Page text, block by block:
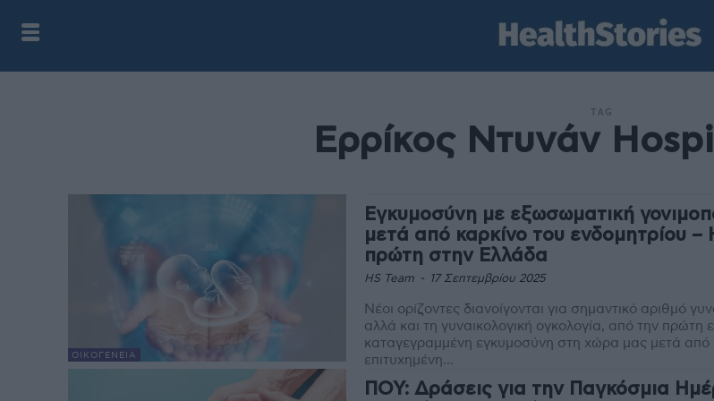
TAG
Ερρίκος Ντυνάν
ΟΙΚΟΓΈΝΕΙΑ
Eγκυμοσύνη με εξωσωματική
μετά από καρκίνο του ενδομητρίου –
πρώτη στην Ελλάδα
HS Team - 17 Σεπτεμβρίου 2025
Νέοι ορίζοντες διανοίγονται για σημαντικό αριθμό
αλλά και τη γυναικολογική ογκολογία, από την πρώτη
καταγεγραμμένη εγκυμοσύνη στη χώρα μας μετά από
επιτυχημένη...
ΠΟΥ: Δράσεις για την Παγκόσμια